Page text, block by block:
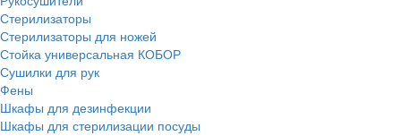
Стерилизаторы
Стерилизаторы для ножей
Стойка универсальная КОБОР
Сушилки для рук
Фены
Шкафы для дезинфекции
Шкафы для стерилизации посуды